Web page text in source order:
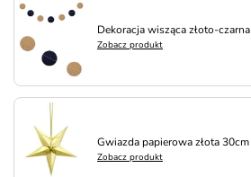
Dekoracja wisząca złoto-czarna
Zobacz produkt
Gwiazda papierowa złota 30cm
Zobacz produkt